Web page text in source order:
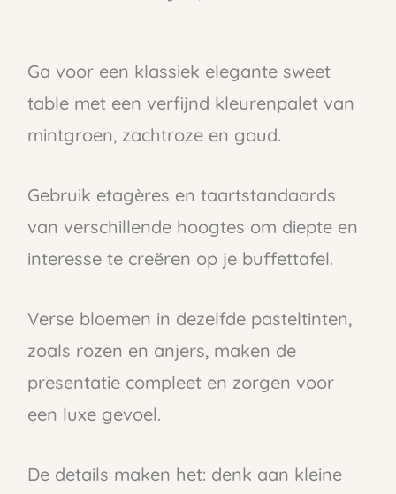
Ga voor een klassiek elegante sweet
table met een verfijnd kleurenpalet van
mintgroen, zachtroze en goud.
Gebruik etagères en taartstandaards
van verschillende hoogtes om diepte en
interesse te creëren op je buffettafel.
Verse bloemen in dezelfde pasteltinten,
zoals rozen en anjers, maken de
presentatie compleet en zorgen voor
een luxe gevoel.
De details maken het: denk aan kleine